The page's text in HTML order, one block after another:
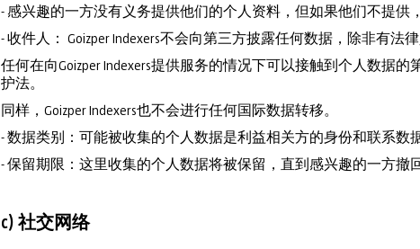
- 感兴趣的一方没有义务提供他们的个人资料，但如果他们不提供
- 收件人： Goizper Indexers不会向第三方披露任何数据，除非有法
任何在向Goizper Indexers提供服务的情况下可以接触到个人数据
护法。
同样，Goizper Indexers也不会进行任何国际数据转移。
- 数据类别：可能被收集的个人数据是利益相关方的身份和联系数据
- 保留期限：这里收集的个人数据将被保留，直到感兴趣的一方撤
c) 社交网络